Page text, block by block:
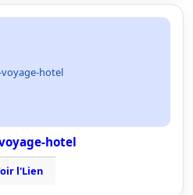
hotel
hotel
l'Lien